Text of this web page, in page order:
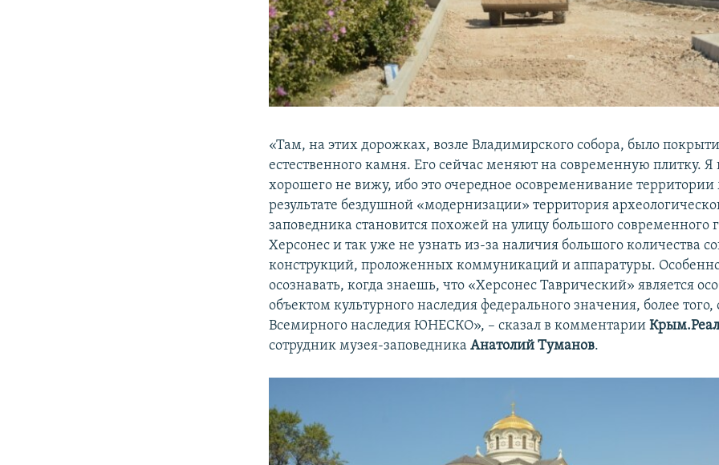
«Там, на этих дорожках, возле Владимирского собора, было
естественного камня. Его сейчас меняют на современную плитку. Я
хорошего не вижу, ибо это очередное осовременивание территории
результате бездушной «модернизации» территория
заповедника становится похожей на улицу большого современного
Херсонес и так уже не узнать из-за наличия большого количества
конструкций, проложенных коммуникаций и аппаратуры.
осознавать, когда знаешь, что «Херсонес Таврический» является
объектом культурного наследия федерального значения, более
Всемирного наследия ЮНЕСКО», – сказал в комментарии
сотрудник музея-заповедникаАнатолий Туманов.